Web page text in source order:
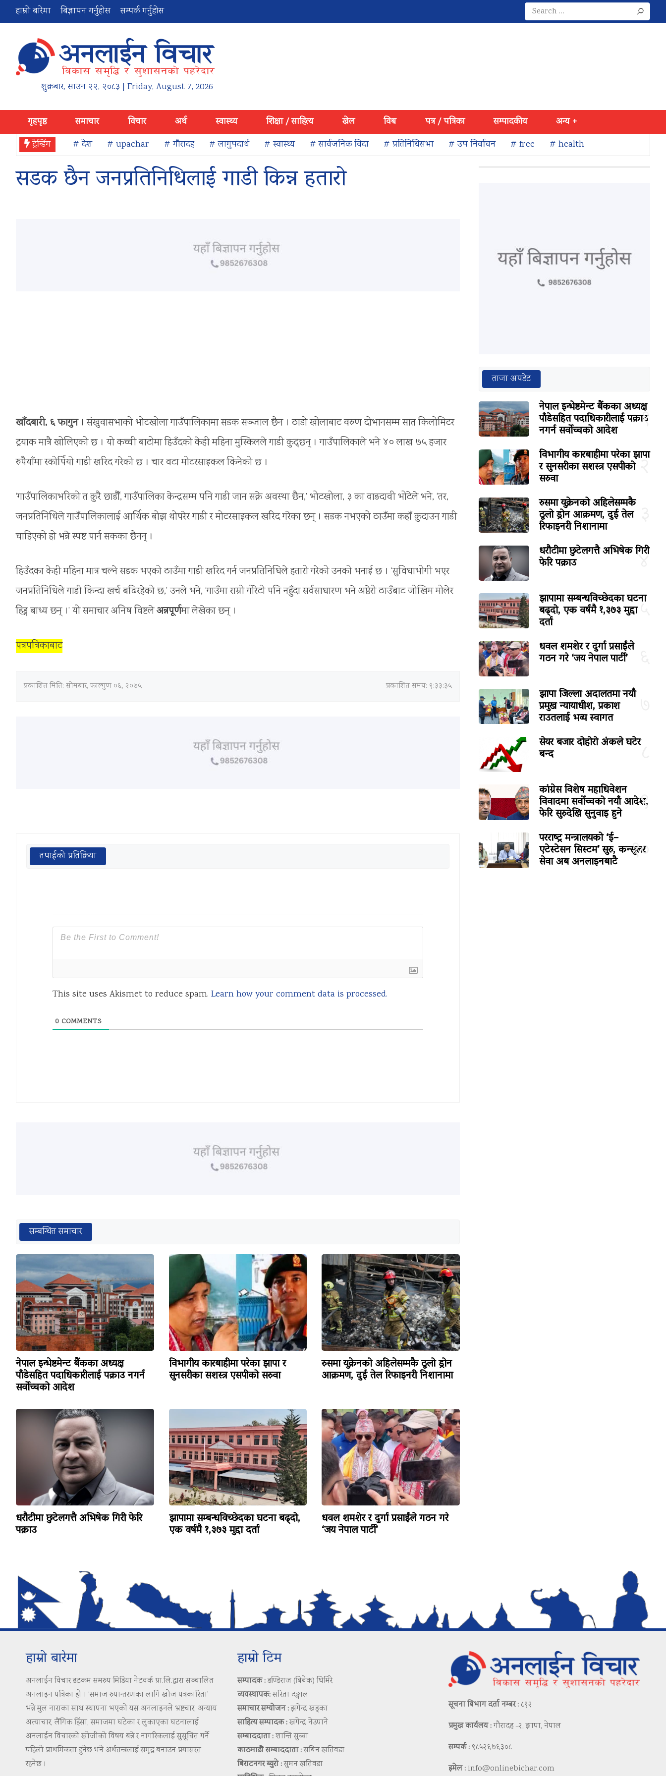
हाम्रो बारेमा बिज्ञापन गर्नुहोस सम्पर्क गर्नुहोस
Search
for:
शुक्रबार,साउन २२, २०८३ | Friday, August 7, 2026
गृहपृष्ठ समाचार विचार अर्थ स्वास्थ्य शिक्षा / साहित्य खेल विश्व पत्र / पत्रिका सम्पादकीय
अन्य +
ट्रेन्डिंग
# देश # upachar # गौरादह # लागुपदार्थ # स्वास्थ्य # सार्वजनिक विदा # प्रतिनिधिसभा # उप निर्वाचन # free # health
सडक छैन जनप्रतिनिधिलाई गाडी किन्न हतारो
खाँदबारी, ६ फागुन । संखुवासभाको भोटखोला गाउँपालिकामा सडक सञ्जाल छैन । ठाडो खोलाबाट वरुण दोभानसम्म सात किलोमिटर
ट्रयाक मात्रै खोलिएको छ । यो कच्ची बाटोमा हिउँदको केही महिना मुस्किलले गाडी कुद्छन् । गाउँपालिकाले भने ४० लाख ७५ हजार
रुपैयाँमा स्कोर्पियो गाडी खरिद गरेको छ । चार वटा मोटरसाइकल किनेको छ ।
‘गाउँपालिकाभरिको त कुरै छाडौँ, गाउँपालिका केन्द्रसम्म पनि गाडी जान सक्ने अवस्था छैन,’ भोटखोला, ३ का वाङदावी भोटेले भने, ‘तर,
जनप्रतिनिधिले गाउँपालिकालाई आर्थिक बोझ थोपरेर गाडी र मोटरसाइकल खरिद गरेका छन् । सडक नभएको ठाउँमा कहाँ कुदाउन गाडी
चाहिएको हो भन्ने स्पष्ट पार्न सकका छैनन् ।
हिउँदका केही महिना मात्र चल्ने सडक भएको ठाउँमा गाडी खरिद गर्न जनप्रतिनिधिले हतारो गरेको उनको भनाई छ । ‘सुविधाभोगी भएर
जनप्रतिनिधिले गाडी किन्दा खर्च बढिरहेको छ,’ उनले भने, ‘गाउँमा राम्रो गोरेटो पनि नहुँदा सर्वसाधारण भने अप्ठेरो ठाउँबाट जोखिम मोलेर
हिड्न बाध्य छन् ।’ यो समाचार अनिष विष्टलेअन्नपूर्णमा लेखेका छन् ।
पत्रपत्रिकाबाट
प्रकाशित मिति: सोमबार, फाल्गुण ०६, २०७५ प्रकाशित समय: ९:३३:३५
तपाईको प्रतिक्रिया
This site uses Akismet to reduce spam. Learn how your comment data is processed.
0 COMMENTS
सम्बन्धित समाचार
नेपाल इन्भेष्टमेन्ट बैंकका अध्यक्ष
पाँडेसहित पदाधिकारीलाई पक्राउ नगर्न
सर्वोच्चको आदेश
विभागीय कारबाहीमा परेका झापा र
सुनसरीका सशस्त्र एसपीको सरुवा
रुसमा युक्रेनको अहिलेसम्मकै ठूलो ड्रोन
आक्रमण, दुई तेल रिफाइनरी निशानामा
धरौटीमा छुटेलगत्तै अभिषेक गिरी फेरि
पक्राउ
झापामा सम्बन्धविच्छेदका घटना बढ्दो,
एक वर्षमै १,३७३ मुद्दा दर्ता
धवल शमशेर र दुर्गा प्रसाईंले गठन गरे
‘जय नेपाल पार्टी’
ताजा अपडेट
१
नेपाल इन्भेष्टमेन्ट बैंकका अध्यक्ष
पाँडेसहित पदाधिकारीलाई पक्राउ
नगर्न सर्वोच्चको आदेश
२
विभागीय कारबाहीमा परेका झापा
र सुनसरीका सशस्त्र एसपीको
सरुवा
रुसमा युक्रेनको अहिलेसम्मकै
ठूलो ड्रोन आक्रमण, दुई तेल
रिफाइनरी निशानामा
४
धरौटीमा छुटेलगत्तै अभिषेक गिरी
फेरि पक्राउ
५
झापामा सम्बन्धविच्छेदका घटना
बढ्दो, एक वर्षमै १,३७३ मुद्दा
दर्ता
धवल शमशेर र दुर्गा प्रसाईंले
गठन गरे ‘जय नेपाल पार्टी’
झापा जिल्ला अदालतमा नयाँ
प्रमुख न्यायाधीश, प्रकाश
राउतलाई भव्य स्वागत
सेयर बजार दोहोरो अंकले घटेर
बन्द
९
कांग्रेस विशेष महाधिवेशन
विवादमा सर्वोच्चको नयाँ आदेश,
फेरि सुरुदेखि सुनुवाइ हुने
१०
परराष्ट्र मन्त्रालयको ‘ई–
एटेस्टेसन सिस्टम’ सुरु, कन्सुलर
सेवा अब अनलाइनबाटै
हाम्रो बारेमा
अनलाईन विचार डटकम समरुप मिडिया नेटवर्क प्रा.लि.द्वारा सञ्चालित
अनलाइन पत्रिका हो । ‘समाज रुपान्तरणका लागि खोज पत्रकारिता’
भन्ने मुल नाराका साथ स्थापना भएको यस अनलाइनले भ्रष्टचार, अन्याय
अत्याचार, लैंगिक हिंसा, समाजमा घटेका र लुकाएका घटनालाई
अनलाईन विचारको खोजीको विषय बन्ने र नागरिकलाई सुसूचित गर्ने
पहिलो प्राथमिकता हुनेछ भने अर्थतन्त्रलाई समृद्ध बनाउन प्रयासरत
रहनेछ ।
हाम्रो टिम
सम्पादक :डण्डिराज (बिबेक) घिमिरे
व्यवस्थापक:सरिता दङ्गाल
समाचार सम्योजन :झगेन्द्र खड्का
साहित्य सम्पादक :खगेन्द्र नेउपाने
सम्बाददाता :शान्ति सुब्बा
काठमाडौं सम्बाददाता :सबिन खतिवडा
बिराटनगर ब्युरो :सुमन खतिवडा
सूचना बिभाग दर्ता नम्बर : ८९२
प्रमुख कार्यलय :गौरादह -२, झापा, नेपाल
सम्पर्क : ९८५२६७६३०८
इमेल : info@onlinebichar.com